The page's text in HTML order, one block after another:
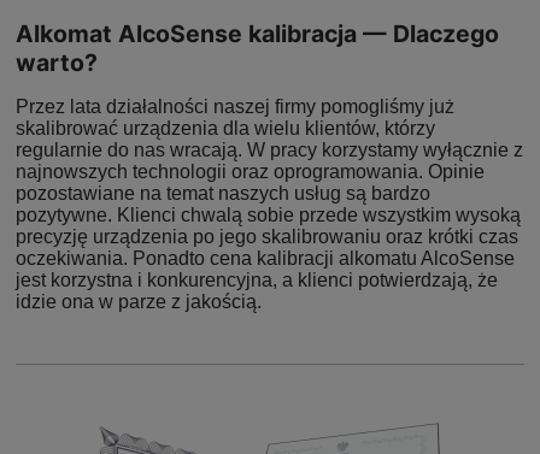
Alkomat AlcoSense kalibracja — Dlaczego
warto?
Przez lata działalności naszej firmy pomogliśmy już
skalibrować urządzenia dla wielu klientów, którzy
regularnie do nas wracają. W pracy korzystamy wyłącznie z
najnowszych technologii oraz oprogramowania. Opinie
pozostawiane na temat naszych usług są bardzo
pozytywne. Klienci chwalą sobie przede wszystkim wysoką
precyzję urządzenia po jego skalibrowaniu oraz krótki czas
oczekiwania. Ponadto cena kalibracji alkomatu AlcoSense
jest korzystna i konkurencyjna, a klienci potwierdzają, że
idzie ona w parze z jakością.